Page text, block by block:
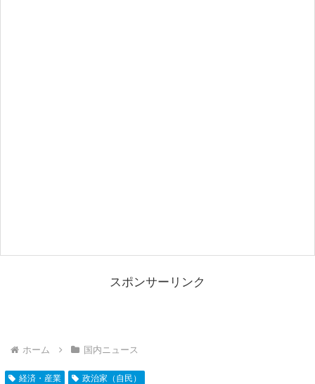
スポンサーリンク
ホーム 国内ニュース
経済・産業 政治家（自民）